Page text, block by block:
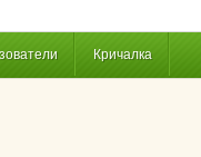
Кричалка